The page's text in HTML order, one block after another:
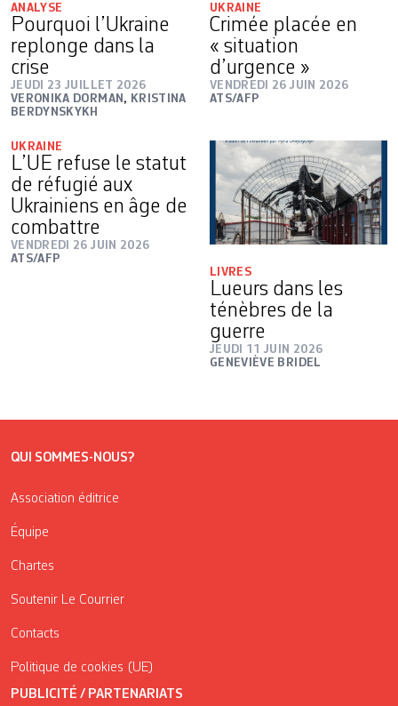
ANALYSE
Pourquoi l’Ukraine
replonge dans la
crise
JEUDI 23 JUILLET 2026
VERONIKA DORMAN , KRISTINA
BERDYNSKYKH
UKRAINE
Crimée placée en
« situation
d’urgence »
VENDREDI 26 JUIN 2026
ATS/AFP
UKRAINE
L’UE refuse le statut
de réfugié aux
Ukrainiens en âge de
combattre
VENDREDI 26 JUIN 2026
ATS/AFP
LIVRES
Lueurs dans les
ténèbres de la
guerre
JEUDI 11 JUIN 2026
GENEVIÈVE BRIDEL
QUI SOMMES-NOUS?
Association éditrice
Équipe
Chartes
Soutenir Le Courrier
Contacts
Politique de cookies (UE)
PUBLICITÉ / PARTENARIATS